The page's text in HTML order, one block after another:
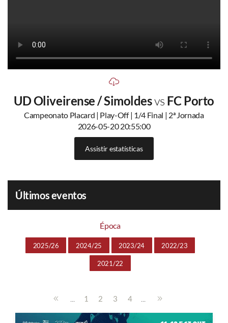
UD Oliveirense / Simoldesvs FC Porto
Campeonato Placard | Play-Off | 1/4 Final | 2ª Jornada
2026-05-20 20:55:00
Assistir estatísticas
Últimos eventos
Época
2025/26 2024/25 2023/24 2022/23
2021/22
... 1 2 3 4 ...